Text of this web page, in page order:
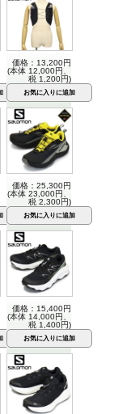
価格：13,200円
(本体 12,000円、
税 1,200円)
価格：25,300円
(本体 23,000円、
税 2,300円)
価格：15,400円
(本体 14,000円、
税 1,400円)